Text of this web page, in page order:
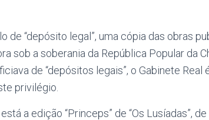
“depósito legal”, uma cópia das obras
sob a soberania da República Popular da
de “depósitos legais”, o Gabinete Real
privilégio.
a edição “Princeps” de “Os Lusíadas”, de